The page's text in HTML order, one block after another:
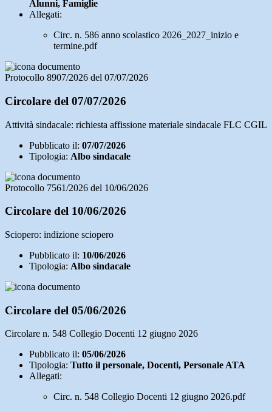
Alunni, Famiglie
Allegati:
Circ. n. 586 anno scolastico 2026_2027_inizio e
termine.pdf
Protocollo 8907/2026 del 07/07/2026
Circolare del 07/07/2026
Attività sindacale: richiesta affissione materiale sindacale FLC CGIL
Pubblicato il: 07/07/2026
Tipologia: Albo sindacale
Protocollo 7561/2026 del 10/06/2026
Circolare del 10/06/2026
Sciopero: indizione sciopero
Pubblicato il: 10/06/2026
Tipologia: Albo sindacale
Circolare del 05/06/2026
Circolare n. 548 Collegio Docenti 12 giugno 2026
Pubblicato il: 05/06/2026
Tipologia: Tutto il personale, Docenti, Personale ATA
Allegati:
Circ. n. 548 Collegio Docenti 12 giugno 2026.pdf